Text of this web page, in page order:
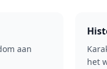
aan
het